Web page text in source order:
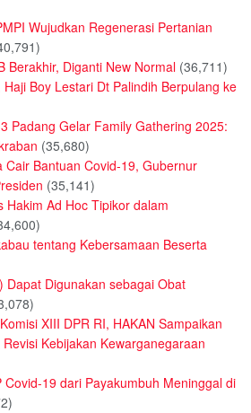
Wujudkan Regenerasi Pertanian
Berakhir, Diganti New Normal (36,711)
Boy Lestari Dt Palindih Berpulang ke
Padang Gelar Family Gathering 2025:
(35,680)
Cair Bantuan Covid-19, Gubernur
(35,141)
Hakim Ad Hoc Tipikor dalam
tentang Kebersamaan Beserta
Dapat Digunakan sebagai Obat
XIII DPR RI, HAKAN Sampaikan
Kebijakan Kewarganegaraan
Covid-19 dari Payakumbuh Meninggal di